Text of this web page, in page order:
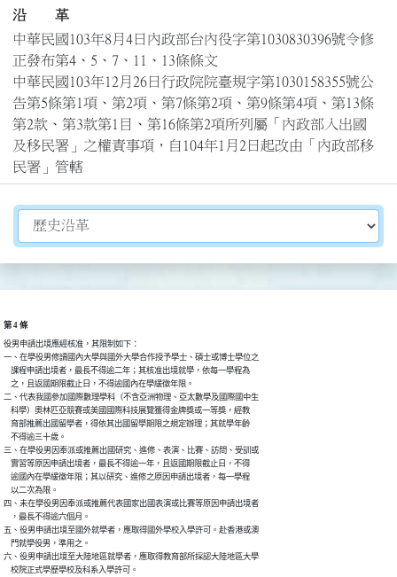
沿 革
中華民國103年8月4日內政部台內役字第1030830396號令修
正發布第4、5、7、11、13條條文
中華民國103年12月26日行政院院臺規字第1030158355號公
告第5條第1項、第2項、第7條第2項、第9條第4項、第13條
第2款、第3款第1目、第16條第2項所列屬「內政部入出國
及移民署」之權責事項，自104年1月2日起改由「內政部移
民署」管轄
切換選擇法規資訊內容
第 4 條
役男申請出境應經核准，其限制如下：
一、在學役男修讀國內大學與國外大學合作授予學士、碩士或博士學位之
    課程申請出境者，最長不得逾二年；其核准出境就學，依每一學程為
    之，且返國期限截止日，不得逾國內在學緩徵年限。
二、代表我國參加國際數理學科（不含亞洲物理、亞太數學及國際國中生
    科學）奧林匹亞競賽或美國國際科技展覽獲得金牌獎或一等獎，經教
    育部推薦出國留學者，得依其出國留學期限之規定辦理；其就學年齡
    不得逾三十歲。
三、在學役男因奉派或推薦出國研究、進修、表演、比賽、訪問、受訓或
    實習等原因申請出境者，最長不得逾一年，且返國期限截止日，不得
    逾國內在學緩徵年限；其以研究、進修之原因申請出境者，每一學程
    以二次為限。
四、未在學役男因奉派或推薦代表國家出國表演或比賽等原因申請出境者
    ，最長不得逾六個月。
五、役男申請出境至國外就學者，應取得國外學校入學許可。赴香港或澳
    門就學役男，準用之。
六、役男申請出境至大陸地區就學者，應取得教育部所採認大陸地區大學
    校院正式學歷學校及科系入學許可。